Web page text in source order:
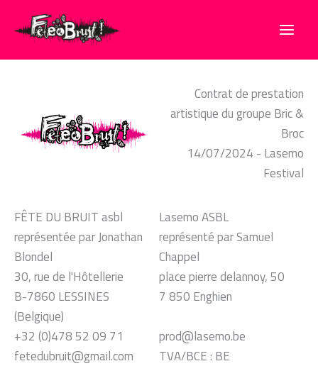
contenu
Contrat de prestation
artistique du groupe Bric &
Broc
14/07/2024 - Lasemo
Festival
FÊTE DU BRUIT asbl
représentée par Jonathan
Blondel
30, rue de l'Hôtellerie
B-7860 LESSINES
(Belgique)
+32 (0)478 52 09 71
fetedubruit@gmail.com
Lasemo ASBL
représenté par Samuel
Chappel
place pierre delannoy, 50
7 850 Enghien
prod@lasemo.be
TVA/BCE : BE